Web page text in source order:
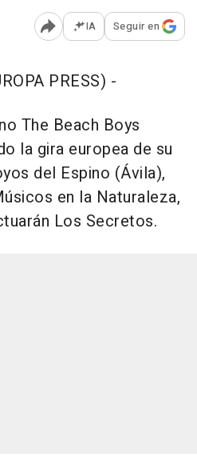
Abrir opciones para
IA Seguir en
PRESS) -
The Beach Boys
la gira europea de su
del Espino (Ávila),
en la Naturaleza,
Los Secretos.